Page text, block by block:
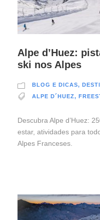
Alpe d’Huez:
ski nos Alpes
BLOG E DICAS,
ALPE D´HUEZ,
Descubra Alpe d’Huez:
estar, atividades para
Alpes Franceses.